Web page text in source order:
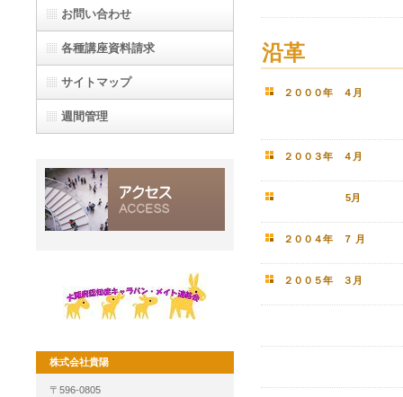
沿革
２０００年 ４月
２００３年 ４月
5月
２００４年 ７ 月
２００５年 ３月
お問い合わせ
各種講座資料請求
サイトマップ
週間管理
株式会社貴陽
〒596-0805